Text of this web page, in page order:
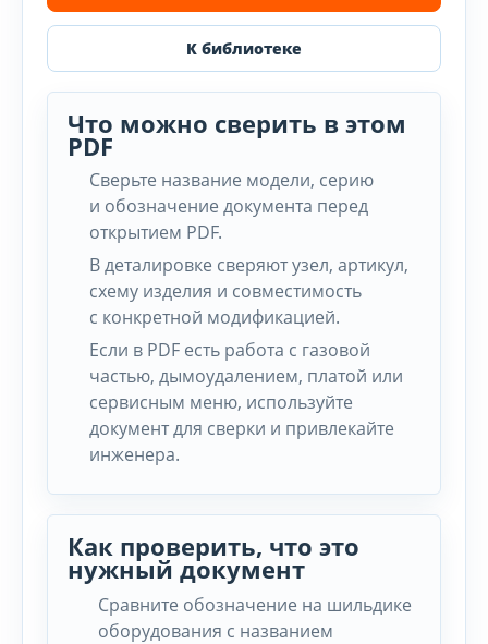
К библиотеке
Что можно сверить в этом
PDF
Сверьте название модели, серию
и обозначение документа перед
открытием PDF.
В деталировке сверяют узел, артикул,
схему изделия и совместимость
с конкретной модификацией.
Если в PDF есть работа с газовой
частью, дымоудалением, платой или
сервисным меню, используйте
документ для сверки и привлекайте
инженера.
Как проверить, что это
нужный документ
Сравните обозначение на шильдике
оборудования с названием